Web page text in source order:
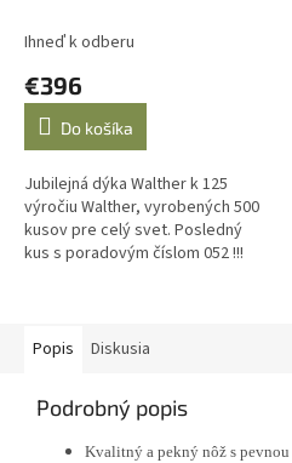
Ihneď k odberu
€396
Do košíka
Jubilejná dýka Walther k 125
výročiu Walther, vyrobených 500
kusov pre celý svet. Posledný
kus s poradovým číslom 052 !!!
Popis Diskusia
Podrobný popis
Kvalitný a pekný nôž s